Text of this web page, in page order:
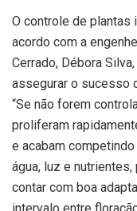
O controle de plantas
acordo com a
Cerrado, Débora
assegurar o sucesso
“Se não forem
proliferam
e acabam
água, luz e
contar com boa